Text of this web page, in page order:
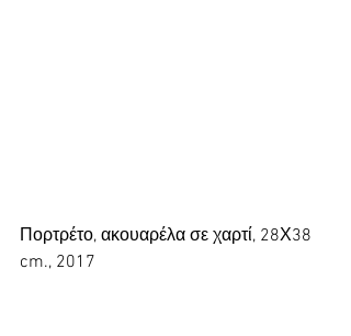
Πορτρέτο, ακουαρέλα σε χαρτί, 28Χ38
cm., 2017